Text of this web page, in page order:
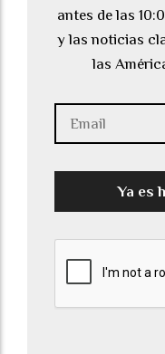
antes de las
y las noticias
las
Ya es